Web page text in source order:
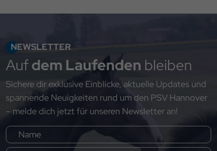
NEWSLETTER
Aufdem Laufenden bleiben
Sichere dir exklusive Einblicke, aktuelle Updates und
spannende Neuigkeiten rund um den PSV Hannover
– melde dich jetzt für unseren Newsletter an!